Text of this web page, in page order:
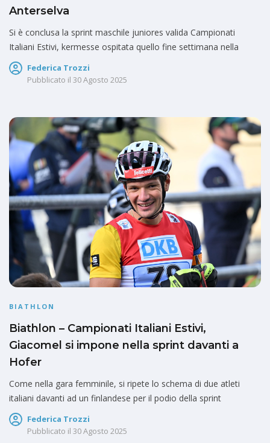
Anterselva
Si è conclusa la sprint maschile juniores valida Campionati
Italiani Estivi, kermesse ospitata quello fine settimana nella
Federica Trozzi
Pubblicato il 30 Agosto 2025
BIATHLON
Biathlon – Campionati Italiani Estivi,
Giacomel si impone nella sprint davanti a
Hofer
Come nella gara femminile, si ripete lo schema di due atleti
italiani davanti ad un finlandese per il podio della sprint
Federica Trozzi
Pubblicato il 30 Agosto 2025